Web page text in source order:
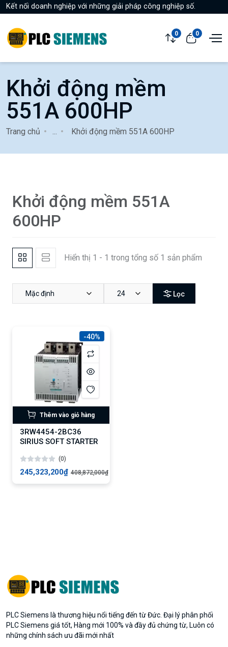
Kết nối doanh nghiệp với những giải pháp công nghiệp số.
0 0
Khởi động mềm
551A 600HP
Trang chủ Khởi động mềm 551A 600HP
Khởi động mềm 551A
600HP
Hiển thị 1 - 1 trong tổng số 1 sản phẩm
Mặc định 24 Lọc
-40%
Thêm vào giỏ hàng
3RW4454-2BC36
SIRIUS SOFT STARTER
(0)
245,323,200₫ 408,872,000₫
PLC Siemens là thương hiệu nổi tiếng đến từ Đức. Đại lý phân phối
PLC Siemens giá tốt, Hàng mới 100% và đầy đủ chứng từ, Luôn có
những chính sách ưu đãi mới nhất